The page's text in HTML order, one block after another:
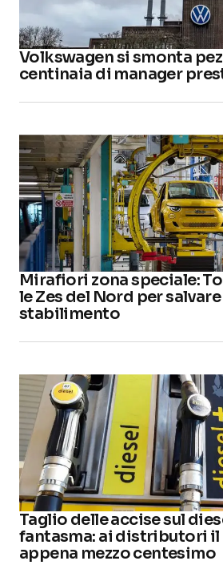
Volkswagen si smonta
centinaia di manager
Mirafiori zona speciale:
le Zes del Nord per
stabilimento
Taglio delle accise sul
fantasma: ai distributori il
appena mezzo centesimo